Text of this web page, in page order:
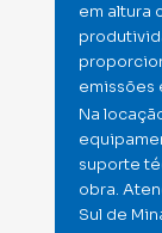
em altura
emissões
Na
suporte
obra.
Sul de